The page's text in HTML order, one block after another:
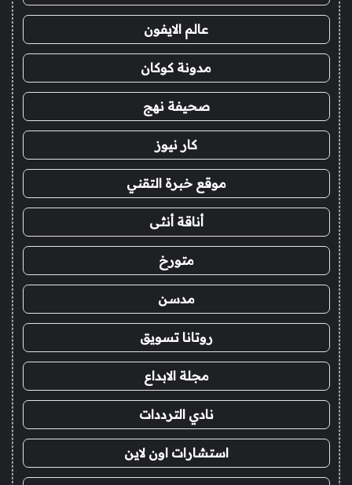
عالم الايفون
مدونة كوكان
صحيفة نهج
كار نيوز
موقع خبرة التقني
أناقة أنثى
متورخ
مدسن
روتانا تسويق
مجلة الابداع
نادي الترددات
استشارات اون لاين